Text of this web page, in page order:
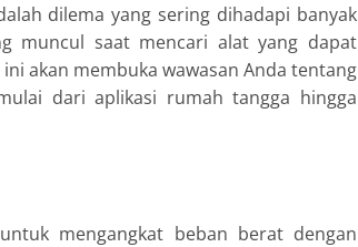
dilema yang sering dihadapi banyak
muncul saat mencari alat yang dapat
akan membuka wawasan Anda tentang
dari aplikasi rumah tangga hingga
mengangkat beban berat dengan